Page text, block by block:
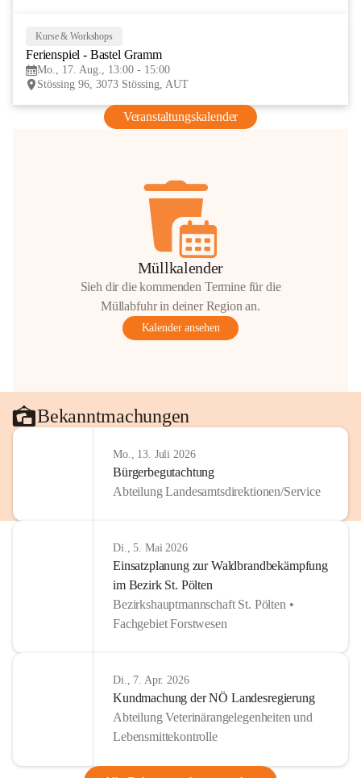
Kurse & Workshops
Ferienspiel - Bastel Gramm
Mo., 17. Aug., 13:00 - 15:00
Stössing 96, 3073 Stössing, AUT
Veranstaltungskalender
Müllkalender
Sieh dir die kommenden Termine für die
Müllabfuhr in deiner Region an.
Kalender ansehen
Bekanntmachungen
Mo., 13. Juli 2026
Bürgerbegutachtung
Abteilung Landesamtsdirektionen/Service
Di., 5. Mai 2026
Einsatzplanung zur Waldbrandbekämpfung
im Bezirk St. Pölten
Bezirkshauptmannschaft St. Pölten •
Fachgebiet Forstwesen
Di., 7. Apr. 2026
Kundmachung der NÖ Landesregierung
Abteilung Veterinärangelegenheiten und
Lebensmittekontrolle